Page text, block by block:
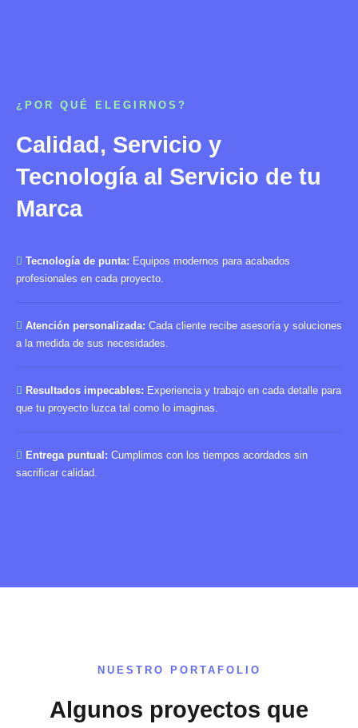
¿POR QUÉ ELEGIRNOS?
Calidad, Servicio y
Tecnología al Servicio de tu
Marca
Tecnología de punta: Equipos modernos para acabados
profesionales en cada proyecto.
Atención personalizada: Cada cliente recibe asesoría y soluciones
a la medida de sus necesidades.
Resultados impecables: Experiencia y trabajo en cada detalle para
que tu proyecto luzca tal como lo imaginas.
Entrega puntual: Cumplimos con los tiempos acordados sin
sacrificar calidad.
NUESTRO PORTAFOLIO
Algunos proyectos que